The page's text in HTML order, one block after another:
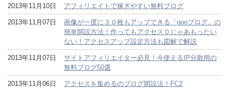
2013年11月10日 アフィリエイトで稼ぎやすい無料ブログ
2013年11月07日
画像が一度に３０枚もアップできる「gooブログ」の
簡単開設方法！作ってもアクセス０じゃあもったい
ない！アクセスアップ設定方法も図解で解説
2013年11月07日
サイトアフィリエイター必見！今使えるIP分散用の
無料ブログ50選
2013年11月06日 アクセスを集めるのブログ開設法！FC2